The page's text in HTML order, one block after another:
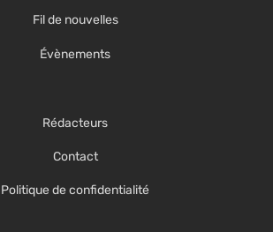
Fil de nouvelles
Évènements
Rédacteurs
Contact
Politique de confidentialité